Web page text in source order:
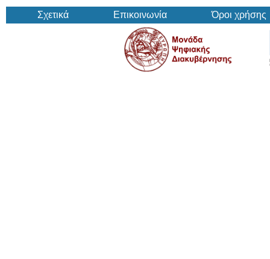
Σχετικά Επικοινωνία Όροι χρήσης